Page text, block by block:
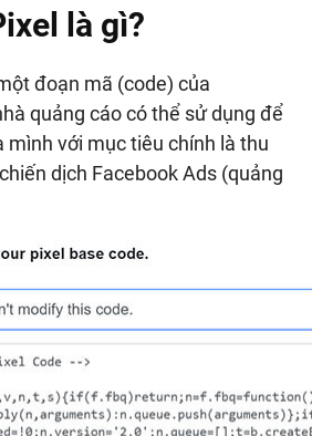
là gì?
đoạn mã (code) của
quảng cáo có thể sử dụng để
với mục tiêu chính là thu
dịch Facebook Ads (quảng